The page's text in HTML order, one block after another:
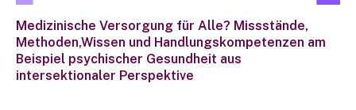
Medizinische Versorgung für Alle? Missstände,
Methoden,Wissen und Handlungskompetenzen am
Beispiel psychischer Gesundheit aus
intersektionaler Perspektive